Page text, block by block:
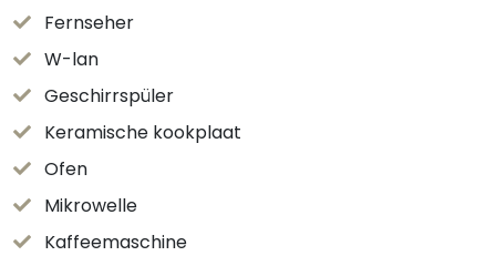
Fernseher
W-lan
Geschirrspüler
Keramische kookplaat
Ofen
Mikrowelle
Kaffeemaschine